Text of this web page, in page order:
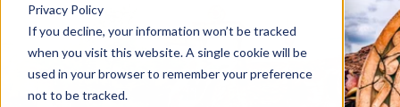
Privacy Policy
If you decline, your information won’t be tracked
when you visit this website. A single cookie will be
used in your browser to remember your preference
not to be tracked.